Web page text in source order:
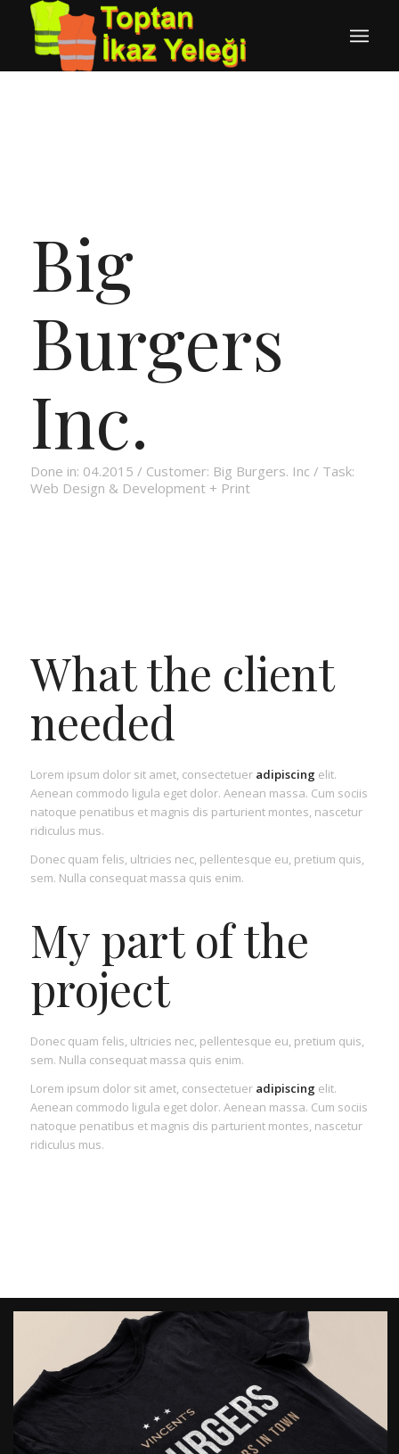
Big
Burgers
Inc.
Done in: 04.2015 / Customer: Big Burgers. Inc / Task:
Web Design & Development + Print
What the client
needed
Lorem ipsum dolor sit amet, consectetuer adipiscing elit.
Aenean commodo ligula eget dolor. Aenean massa. Cum sociis
natoque penatibus et magnis dis parturient montes, nascetur
ridiculus mus.
Donec quam felis, ultricies nec, pellentesque eu, pretium quis,
sem. Nulla consequat massa quis enim.
My part of the
project
Donec quam felis, ultricies nec, pellentesque eu, pretium quis,
sem. Nulla consequat massa quis enim.
Lorem ipsum dolor sit amet, consectetuer adipiscing elit.
Aenean commodo ligula eget dolor. Aenean massa. Cum sociis
natoque penatibus et magnis dis parturient montes, nascetur
ridiculus mus.